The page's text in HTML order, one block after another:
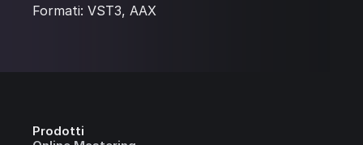
Formati: VST3, AAX
Prodotti